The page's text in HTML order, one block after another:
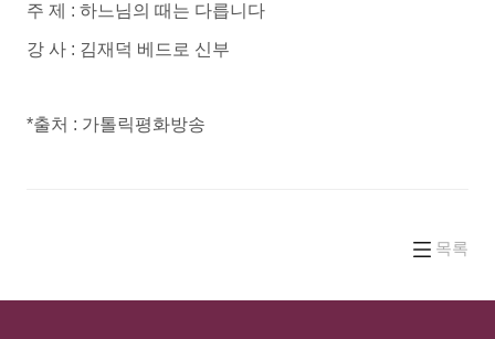
주 제 : 하느님의 때는 다릅니다
강 사 : 김재덕 베드로 신부
*출처 : 가톨릭평화방송
목록